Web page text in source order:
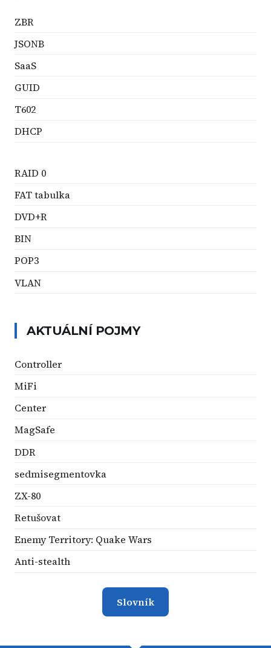
ZBR
JSONB
SaaS
GUID
T602
DHCP
RAID 0
FAT tabulka
DVD+R
BIN
POP3
VLAN
AKTUÁLNÍ POJMY
Controller
MiFi
Center
MagSafe
DDR
sedmisegmentovka
ZX-80
Retušovat
Enemy Territory: Quake Wars
Anti-stealth
Slovník